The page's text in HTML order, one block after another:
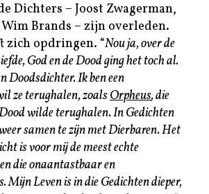
Dichters – Joost Zwagerman,
Brands – zijn overleden.
zich opdringen. “Nou ja, over de
God en de Dood ging het toch al.
Doodsdichter. Ik ben een
ze terughalen, zoalsOrpheus, die
wilde terughalen. In Gedichten
samen te zijn met Dierbaren. Het
is voor mij de meest echte
die onaantastbaar en
Mijn Leven is in die Gedichten dieper,